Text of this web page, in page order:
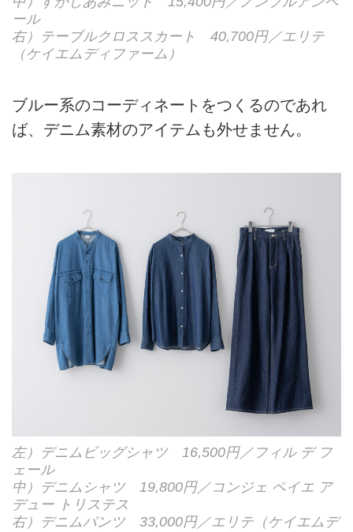
ール
右）テーブルクロススカート 40,700円／エリテ
（ケイエムディファーム）
ブルー系のコーディネートをつくるのであれ
ば、デニム素材のアイテムも外せません。
左）デニムビッグシャツ 16,500円／フィル デ フ
ェール
中）デニムシャツ 19,800円／コンジェ ペイエ ア
デュー トリステス
右）デニムパンツ 33,000円／エリテ（ケイエムデ